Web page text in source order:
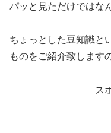
パッと見ただけではな
ちょっとした豆知識と
ものをご紹介致します
ス